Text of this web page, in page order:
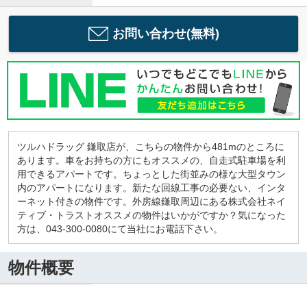
お問い合わせ(無料)
ツルハドラッグ 鎌取店が、こちらの物件から481mのところに
あります。車をお持ちの方にもオススメの、自走式駐車場を利
用できるアパートです。ちょっとした街並みの様な大型タウン
内のアパートになります。新たな回線工事の必要ない、インタ
ーネット付きの物件です。外房線鎌取周辺にある株式会社ネイ
ティブ・トラストオススメの物件はいかがですか？気になった
方は、043-300-0080にて当社にお電話下さい。
物件概要